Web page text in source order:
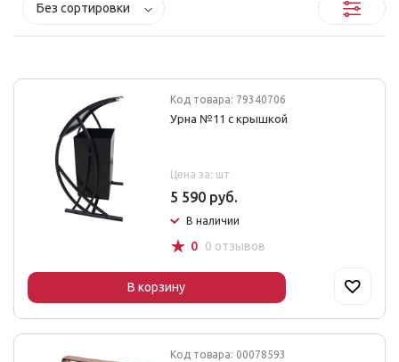
Без сортировки
Код товара: 79340706
Урна №11 с крышкой
Цена за: шт
5 590 руб.
В наличии
☆ 0 0 отзывов
В корзину
Код товара: 00078593